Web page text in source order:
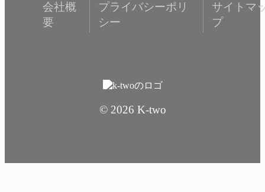
会社概
要
プライバシーポリ
シー
サイトマ
プ
© 2026 K-two